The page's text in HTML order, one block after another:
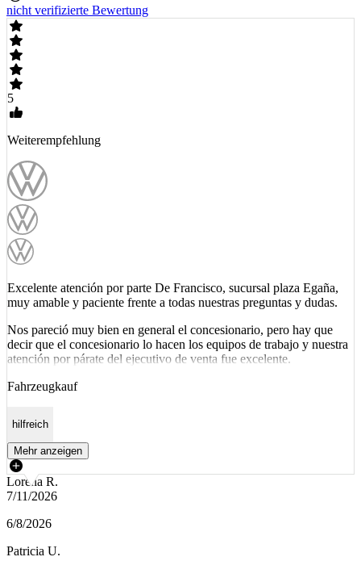
nicht verifizierte Bewertung
5
Weiterempfehlung
Excelente atención por parte De Francisco, sucursal plaza Egaña,
muy amable y paciente frente a todas nuestras preguntas y dudas.
Nos pareció muy bien en general el concesionario, pero hay que
decir que el concesionario lo hacen los equipos de trabajo y nuestra
atención por párate del ejecutivo de venta fue excelente.
Fahrzeugkauf
hilfreich
Mehr anzeigen
Lorena R.
7/11/2026
6/8/2026
Patricia U.